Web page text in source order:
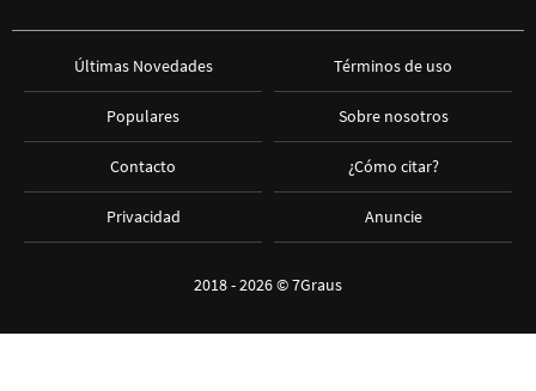
Últimas Novedades
Populares
Contacto
Privacidad
Términos de uso
Sobre nosotros
¿Cómo citar?
Anuncie
2018 - 2026 ©7Graus